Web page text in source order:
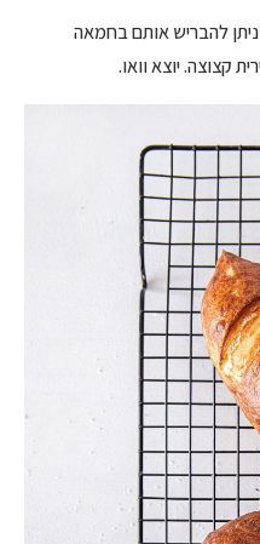
להבריש אותם בחמאה
קצוצה. יוצא וואו.